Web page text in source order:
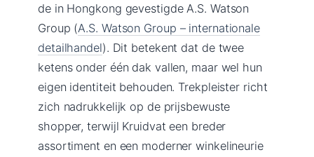
de in Hongkong gevestigde A.S. Watson
Group (A.S. Watson Group – internationale
detailhandel). Dit betekent dat de twee
ketens onder één dak vallen, maar wel hun
eigen identiteit behouden. Trekpleister richt
zich nadrukkelijk op de prijsbewuste
shopper, terwijl Kruidvat een breder
assortiment en een moderner winkelineurie